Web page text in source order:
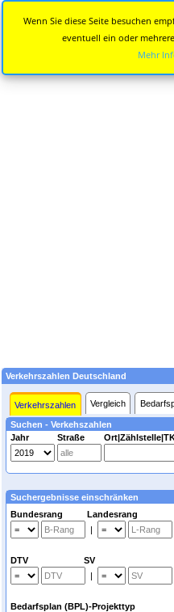
Verkehrszahlen Deutschland
Verkehrszahlen Vergleich
Suchen - Verkehszahlen
Jahr
Straße
Suchergebnisse einschränken
Bundesrang Landesrang
|
DTV SV
|
Bedarfsplan (BPL)-Projekttyp
Wenn Sie diese Seite besuchen
eventuell ein oder
Mehr